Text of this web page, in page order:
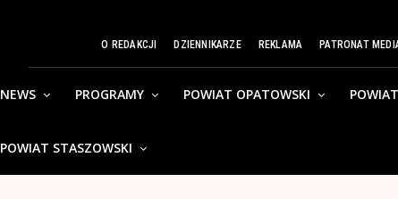
O REDAKCJI DZIENNIKARZE REKLAMA PATRONAT
NEWS PROGRAMY POWIAT OPATOWSKI
POWIAT STASZOWSKI